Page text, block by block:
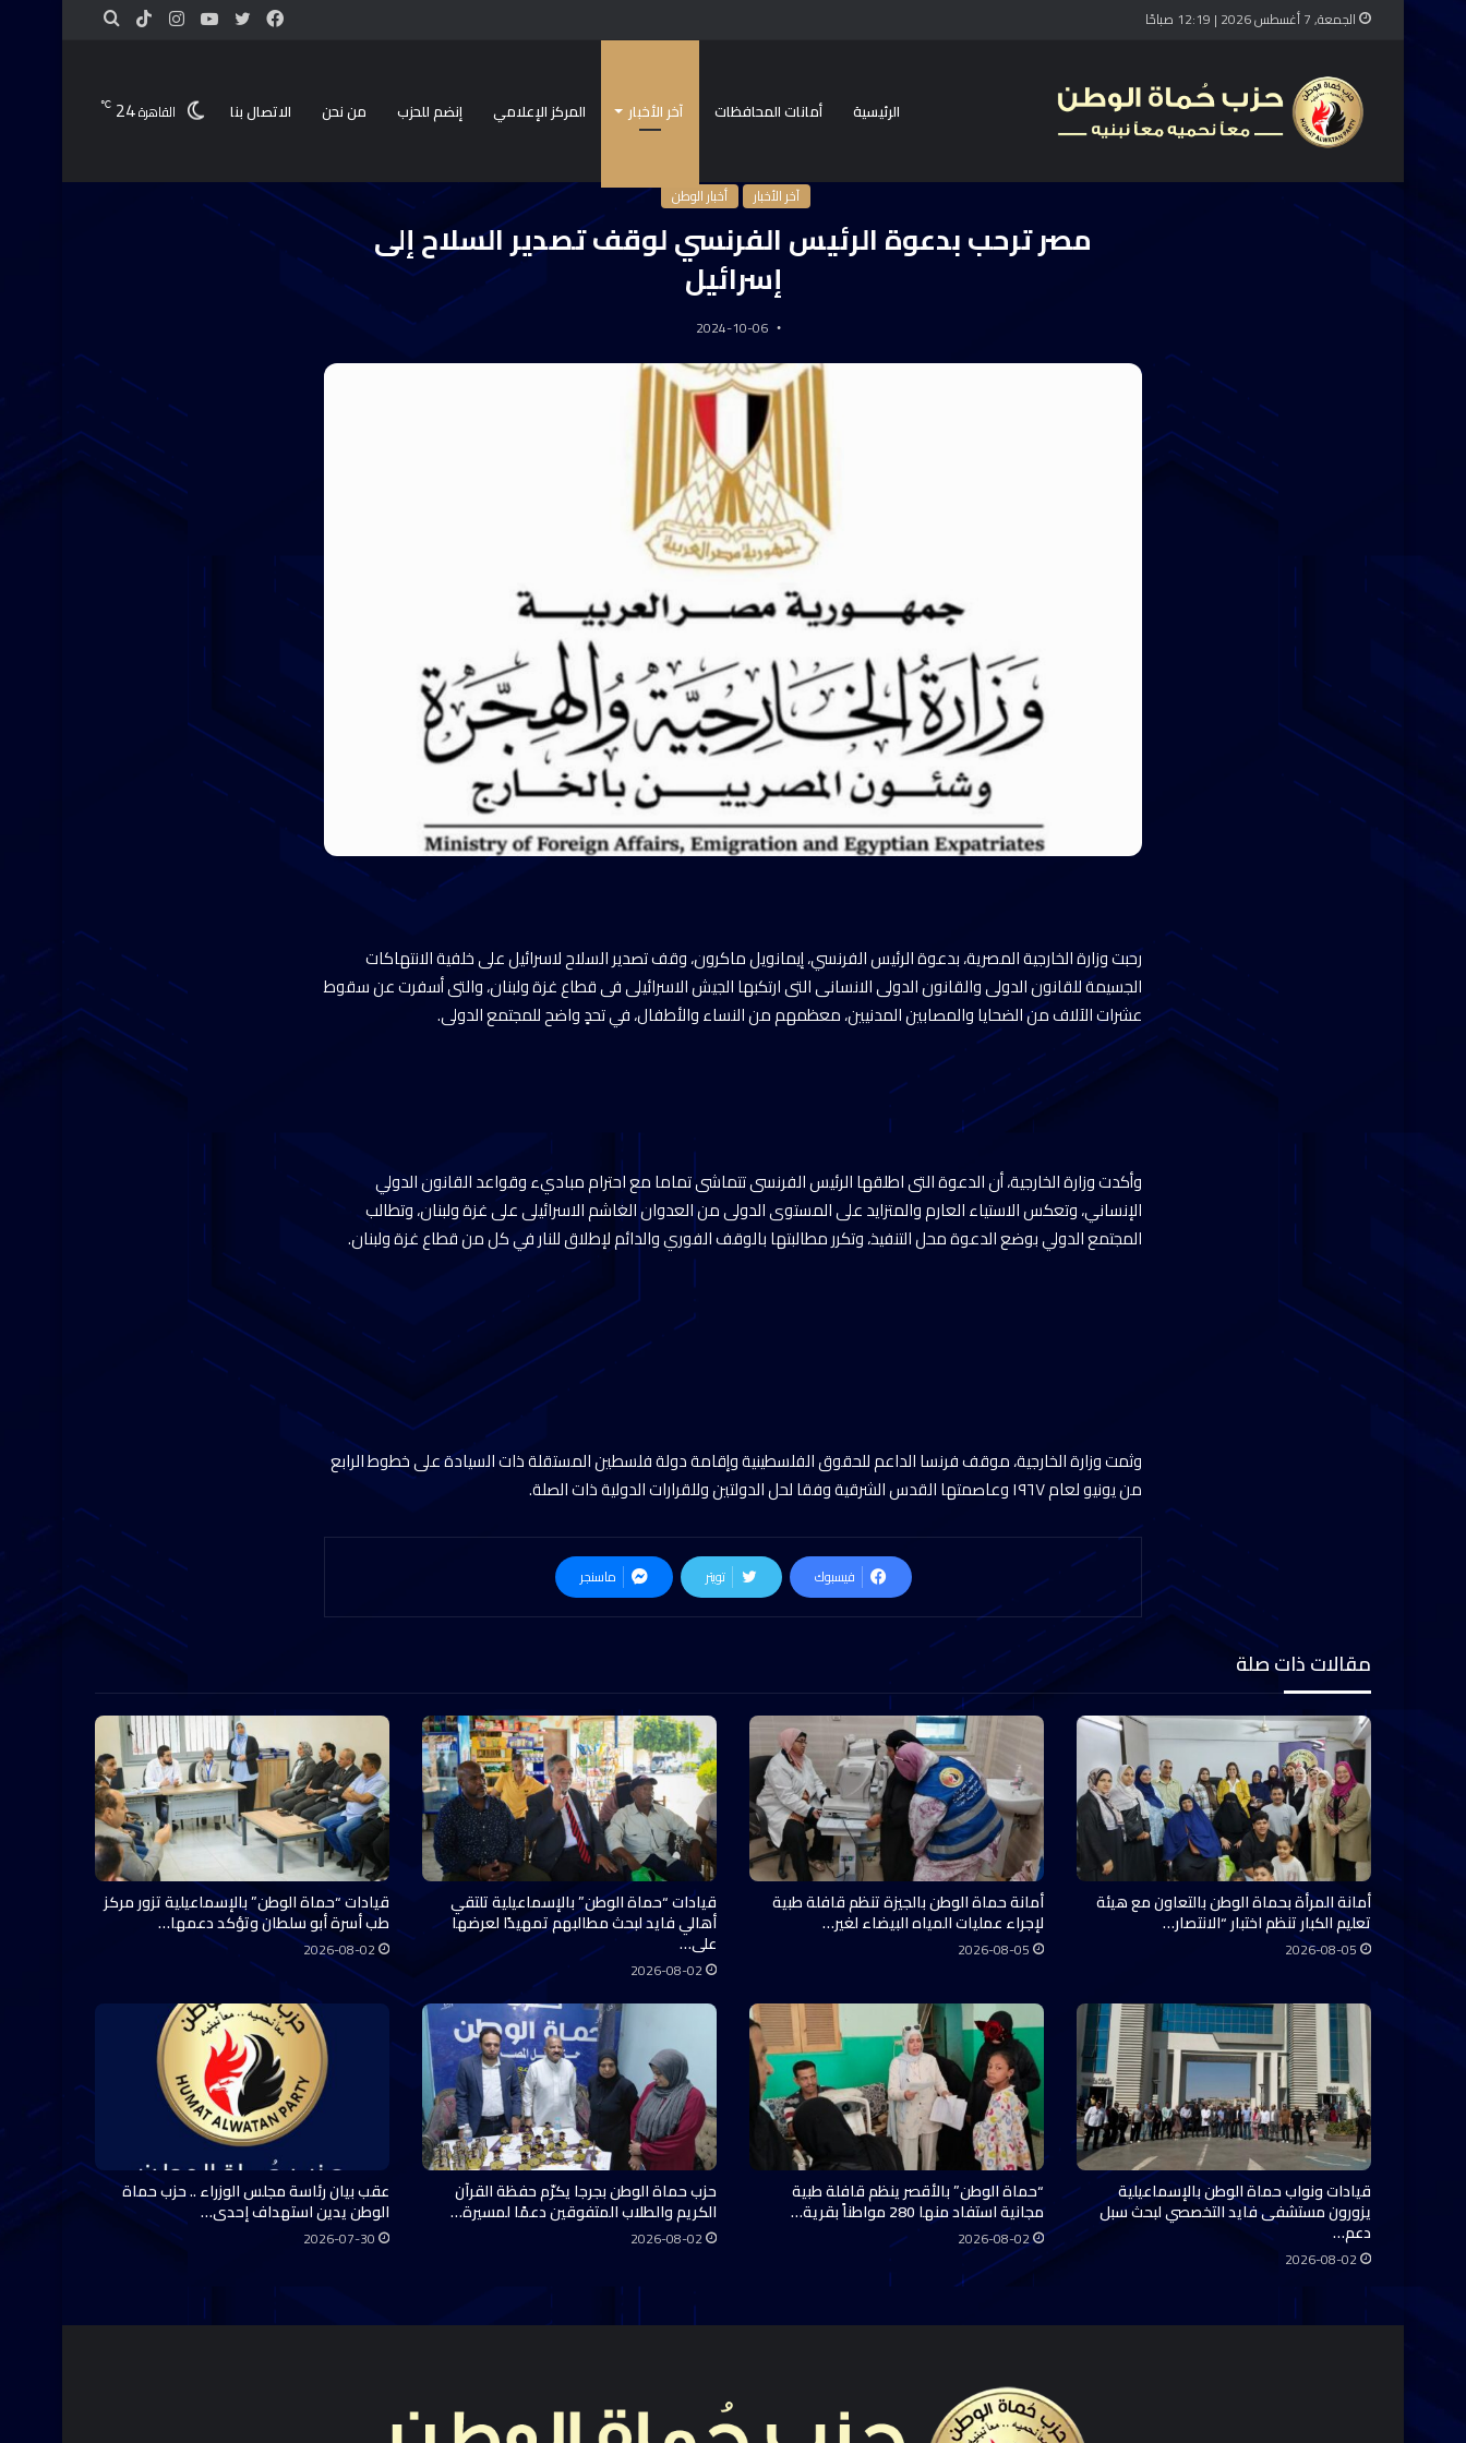
الجمعة, 7 أغسطس 2026 | 12:19 صباحًا
الرئيسية أمانات المحافظات آخر الأخبار المركز الإعلامي إنضم للحزب من نحن الاتصال بنا القاهرة24
℃
آخر الأخبار أخبار الوطن
مصر ترحب بدعوة الرئيس الفرنسي لوقف تصدير السلاح إلى
إسرائيل
2024-10-06
رحبت وزارة الخارجية المصرية، بدعوة الرئيس الفرنسي، إيمانويل ماكرون، وقف تصدير السلاح لاسرائيل على خلفية الانتهاكات
الجسيمة للقانون الدولى والقانون الدولى الانسانى التى ارتكبها الجيش الاسرائيلى فى قطاع غزة ولبنان، والتى أسفرت عن سقوط
عشرات الآلاف من الضحايا والمصابين المدنيين، معظمهم من النساء والأطفال، في تحدٍ واضح للمجتمع الدولى.
وأكدت وزارة الخارجية، أن الدعوة التى اطلقها الرئيس الفرنسى تتماشى تماما مع احترام مباديء وقواعد القانون الدولي
الإنساني، وتعكس الاستياء العارم والمتزايد على المستوى الدولى من العدوان الغاشم الاسرائيلى على غزة ولبنان، وتطالب
المجتمع الدولي بوضع الدعوة محل التنفيذ، وتكرر مطالبتها بالوقف الفوري والدائم لإطلاق للنار في كل من قطاع غزة ولبنان.
وثمت وزارة الخارجية، موقف فرنسا الداعم للحقوق الفلسطينية وإقامة دولة فلسطين المستقلة ذات السيادة على خطوط الرابع
من يونيو لعام ١٩٦٧ وعاصمتها القدس الشرقية وفقا لحل الدولتين وللقرارات الدولية ذات الصلة.
فيسبوك تويتر ماسنجر
مقالات ذات صلة
أمانة المرأة بحماة الوطن بالتعاون مع هيئة
تعليم الكبار تنظم اختبار “الانتصار…
2026-08-05
أمانة حماة الوطن بالجيزة تنظم قافلة طبية
لإجراء عمليات المياه البيضاء لغير…
2026-08-05
قيادات “حماة الوطن” بالإسماعيلية تلتقي
أهالي فايد لبحث مطالبهم تمهيدًا لعرضها
على…
2026-08-02
قيادات “حماة الوطن” بالإسماعيلية تزور مركز
طب أسرة أبو سلطان وتؤكد دعمها…
2026-08-02
قيادات ونواب حماة الوطن بالإسماعيلية
يزورون مستشفى فايد التخصصي لبحث سبل
دعم…
2026-08-02
“حماة الوطن” بالأقصر ينظم قافلة طبية
مجانية استفاد منها 280 مواطناً بقرية…
2026-08-02
حزب حماة الوطن بجرجا يكرّم حفظة القرآن
الكريم والطلاب المتفوقين دعمًا لمسيرة…
2026-08-02
عقب بيان رئاسة مجلس الوزراء .. حزب حماة
الوطن يدين استهداف إحدى…
2026-07-30